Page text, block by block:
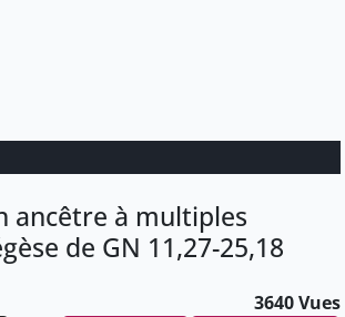
ancêtre à multiples
de GN 11,27-25,18
3640 Vues